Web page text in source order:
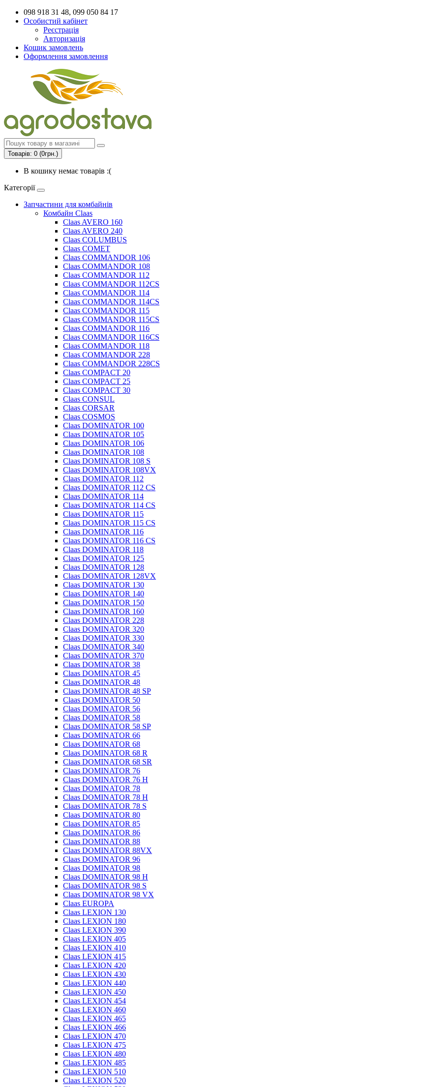
098 918 31 48, 099 050 84 17
Особистий кабінет
Реєстрація
Авторизація
Кошик замовлень
Оформлення замовлення
Товарів: 0 (0грн.)
В кошику немає товарів :(
Категорії
Запчастини для комбайнів
Комбайн Claas
Claas AVERO 160
Claas AVERO 240
Claas COLUMBUS
Claas COMET
Claas COMMANDOR 106
Claas COMMANDOR 108
Claas COMMANDOR 112
Claas COMMANDOR 112CS
Claas COMMANDOR 114
Claas COMMANDOR 114CS
Claas COMMANDOR 115
Claas COMMANDOR 115CS
Claas COMMANDOR 116
Claas COMMANDOR 116CS
Claas COMMANDOR 118
Claas COMMANDOR 228
Claas COMMANDOR 228CS
Claas COMPACT 20
Claas COMPACT 25
Claas COMPACT 30
Claas CONSUL
Claas CORSAR
Claas COSMOS
Claas DOMINATOR 100
Claas DOMINATOR 105
Claas DOMINATOR 106
Claas DOMINATOR 108
Claas DOMINATOR 108 S
Claas DOMINATOR 108VX
Claas DOMINATOR 112
Claas DOMINATOR 112 CS
Claas DOMINATOR 114
Claas DOMINATOR 114 CS
Claas DOMINATOR 115
Claas DOMINATOR 115 CS
Claas DOMINATOR 116
Claas DOMINATOR 116 CS
Claas DOMINATOR 118
Claas DOMINATOR 125
Claas DOMINATOR 128
Claas DOMINATOR 128VX
Claas DOMINATOR 130
Claas DOMINATOR 140
Claas DOMINATOR 150
Claas DOMINATOR 160
Claas DOMINATOR 228
Claas DOMINATOR 320
Claas DOMINATOR 330
Claas DOMINATOR 340
Claas DOMINATOR 370
Claas DOMINATOR 38
Claas DOMINATOR 45
Claas DOMINATOR 48
Claas DOMINATOR 48 SP
Claas DOMINATOR 50
Claas DOMINATOR 56
Claas DOMINATOR 58
Claas DOMINATOR 58 SP
Claas DOMINATOR 66
Claas DOMINATOR 68
Claas DOMINATOR 68 R
Claas DOMINATOR 68 SR
Claas DOMINATOR 76
Claas DOMINATOR 76 H
Claas DOMINATOR 78
Claas DOMINATOR 78 H
Claas DOMINATOR 78 S
Claas DOMINATOR 80
Claas DOMINATOR 85
Claas DOMINATOR 86
Claas DOMINATOR 88
Claas DOMINATOR 88VX
Claas DOMINATOR 96
Claas DOMINATOR 98
Claas DOMINATOR 98 H
Claas DOMINATOR 98 S
Claas DOMINATOR 98 VX
Claas EUROPA
Claas LEXION 130
Claas LEXION 180
Claas LEXION 390
Claas LEXION 405
Claas LEXION 410
Claas LEXION 415
Claas LEXION 420
Claas LEXION 430
Claas LEXION 440
Claas LEXION 450
Claas LEXION 454
Claas LEXION 460
Claas LEXION 465
Claas LEXION 466
Claas LEXION 470
Claas LEXION 475
Claas LEXION 480
Claas LEXION 485
Claas LEXION 510
Claas LEXION 520